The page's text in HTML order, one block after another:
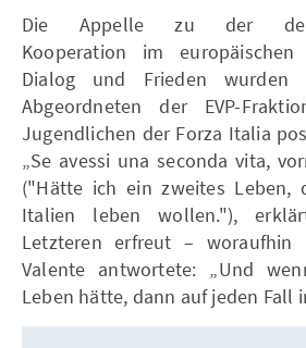
Die Appelle zu der
Kooperation im
Dialog und Frieden
Abgeordneten der EVP-
Jugendlichen der Forza Italia
„Se avessi una seconda vita,
("Hätte ich ein zweites Leben,
Italien leben wollen."),
Letzteren erfreut – woraufhin
Valente antwortete: „Und
Leben hätte, dann auf jeden Fall